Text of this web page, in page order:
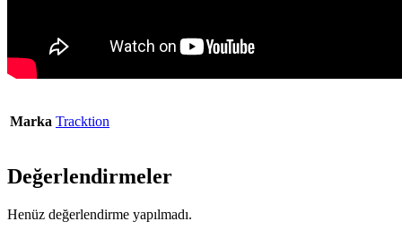
Marka Tracktion
Değerlendirmeler
Henüz değerlendirme yapılmadı.